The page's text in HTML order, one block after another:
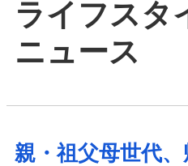
ライフスタ
ニュース
親・祖父母世代